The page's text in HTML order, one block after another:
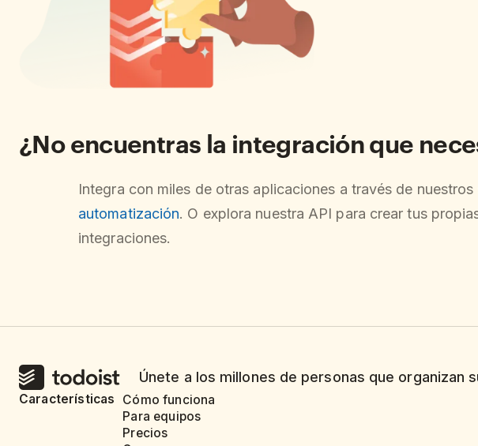
¿No encuentras la integración que
Integra con miles de otras aplicaciones a través de nuestros
automatización. O explora nuestra API para crear tus
integraciones.
Únete a los millones de personas que
Características
Cómo funciona
Para equipos
Precios